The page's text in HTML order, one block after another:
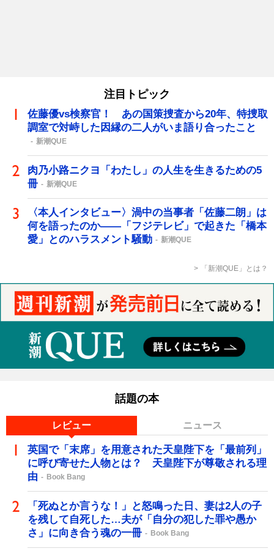
注目トピック
佐藤優vs検察官！ あの国策捜査から20年、特捜取
調室で対峙した因縁の二人がいま語り合ったこと
新潮QUE
肉乃小路ニクヨ「わたし」の人生を生きるための5
冊
新潮QUE
〈本人インタビュー〉渦中の当事者「佐藤二朗」は
何を語ったのか――「フジテレビ」で起きた「橋本
愛」とのハラスメント騒動
新潮QUE
「新潮QUE」とは？
話題の本
レビュー ニュース
英国で「末席」を用意された天皇陛下を「最前列」
に呼び寄せた人物とは？ 天皇陛下が尊敬される理
由
Book Bang
「死ぬとか言うな！」と怒鳴った日、妻は2人の子
を残して自死した…夫が「自分の犯した罪や愚か
さ」に向き合う魂の一冊
Book Bang